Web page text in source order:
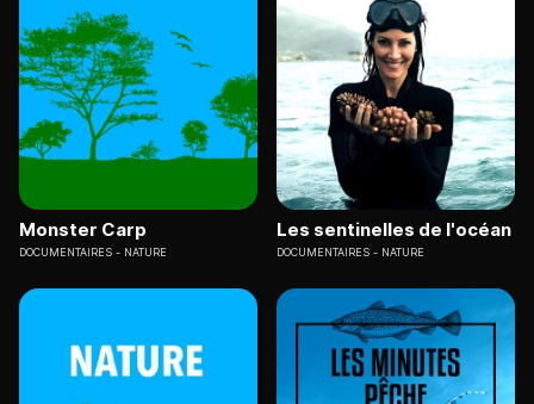
Monster Carp
DOCUMENTAIRES NATURE
Les sentinelles de l'océan
DOCUMENTAIRES NATURE